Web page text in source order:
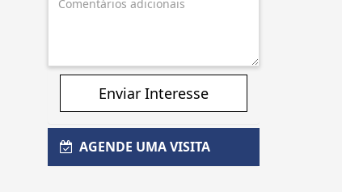
Enviar Interesse
AGENDE UMA VISITA